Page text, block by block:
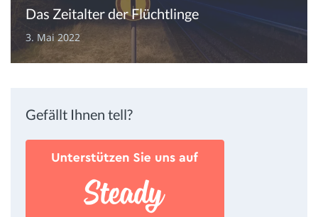
Das Zeitalter der Flüchtlinge
3. Mai 2022
Gefällt Ihnen tell?